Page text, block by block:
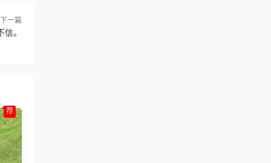
下一篇
。
荐